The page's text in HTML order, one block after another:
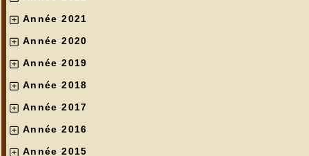
Année 2021
Année 2020
Année 2019
Année 2018
Année 2017
Année 2016
Année 2015